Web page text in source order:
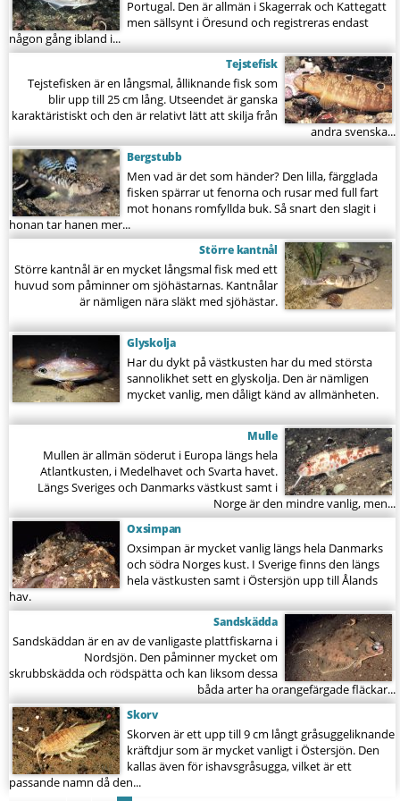
Portugal. Den är allmän i Skagerrak och Kattegatt
men sällsynt i Öresund och registreras endast
någon gång ibland i...
Tejstefisk
Tejstefisken är en långsmal, ålliknande fisk som
blir upp till 25 cm lång. Utseendet är ganska
karaktäristiskt och den är relativt lätt att skilja från
andra svenska...
Bergstubb
Men vad är det som händer? Den lilla, färgglada
fisken spärrar ut fenorna och rusar med full fart
mot honans romfyllda buk. Så snart den slagit i
honan tar hanen mer...
Större kantnål
Större kantnål är en mycket långsmal fisk med ett
huvud som påminner om sjöhästarnas. Kantnålar
är nämligen nära släkt med sjöhästar.
Glyskolja
Har du dykt på västkusten har du med största
sannolikhet sett en glyskolja. Den är nämligen
mycket vanlig, men dåligt känd av allmänheten.
Mulle
Mullen är allmän söderut i Europa längs hela
Atlantkusten, i Medelhavet och Svarta havet.
Längs Sveriges och Danmarks västkust samt i
Norge är den mindre vanlig, men...
Oxsimpan
Oxsimpan är mycket vanlig längs hela Danmarks
och södra Norges kust. I Sverige finns den längs
hela västkusten samt i Östersjön upp till Ålands
hav.
Sandskädda
Sandskäddan är en av de vanligaste plattfiskarna i
Nordsjön. Den påminner mycket om
skrubbskädda och rödspätta och kan liksom dessa
båda arter ha orangefärgade fläckar...
Skorv
Skorven är ett upp till 9 cm långt gråsuggeliknande
kräftdjur som är mycket vanligt i Östersjön. Den
kallas även för ishavsgråsugga, vilket är ett
passande namn då den...